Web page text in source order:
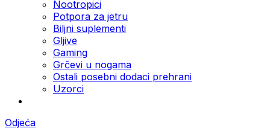
Nootropici
Potpora za jetru
Biljni suplementi
Gljive
Gaming
Grčevi u nogama
Ostali posebni dodaci prehrani
Uzorci
Odjeća